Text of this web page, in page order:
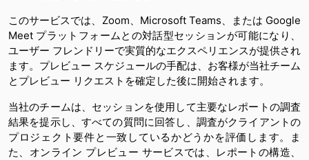
このサービスでは、Zoom、Microsoft Teams、または Google
Meet プラットフォームとの対話型セッションが可能になり、
ユーザー フレンドリーで実質的なエクスペリエンスが提供され
ます。プレビュー スケジュールの手配は、お客様が当社チーム
とプレビュー リクエストを確定した後に開始されます。
当社のチームは、セッションを使用して主要なレポートの調査
結果を提示し、すべての質問に回答し、調査がクライアントの
プロジェクト要件と一致しているかどうかを評価します。ま
た、オンライン プレビュー サービスでは、レポートの構造、